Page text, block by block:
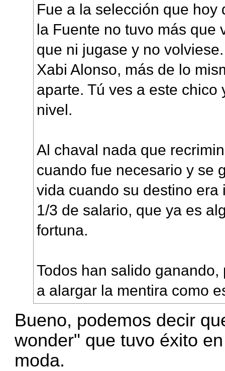
Fue a la selección que
la Fuente no tuvo más que
que ni jugase y no volviese.
Xabi Alonso, más de lo
aparte. Tú ves a este
nivel.
Al chaval nada que
cuando fue necesario y se
vida cuando su destino
1/3 de salario, que ya es
fortuna.
Todos han salido
a alargar la mentira como
Bueno, podemos decir
wonder" que tuvo éxito
moda.